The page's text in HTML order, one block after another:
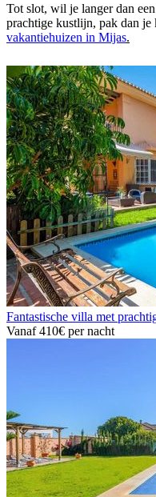
Tot slot, wil je langer dan
prachtige kustlijn, pak dan je
vakantiehuizen in Mijas.
Fantastische villa met
Vanaf410€ per nacht